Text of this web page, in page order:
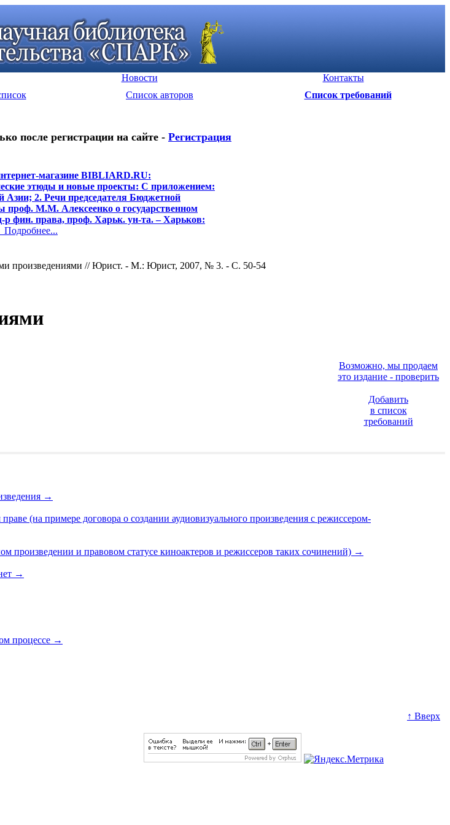
Новости
Контакты
Список авторов Список требований
после регистрации на сайте - Регистрация
магазине BIBLIARD.RU:
этюды и новые проекты: С приложением:
Азии; 2. Речи председателя Бюджетной
проф. М.М. Алексеенко о государственном
фин. права, проф. Харьк. ун-та. – Харьков:
Подробнее...
произведениями // Юрист. - М.: Юрист, 2007, № 3. - С. 50-54
Возможно, мы продаем
это издание - проверить
Добавить
в список
требований
→
(на примере договора о создании аудиовизуального произведения с режиссером-
произведении и правовом статусе киноактеров и режиссеров таких сочинений) →
→
процессе →
↑ Вверх